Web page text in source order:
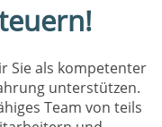
Sie als kompetenter
unterstützen.
Team von teils